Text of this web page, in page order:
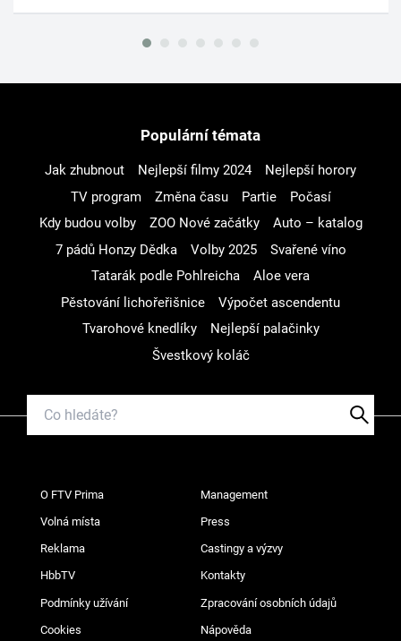
Populární témata
Jak zhubnout Nejlepší filmy 2024
Nejlepší horory
TV program
Změna času Partie
Počasí
Kdy budou volby
ZOO Nové začátky
Auto – katalog
7 pádů Honzy Dědka
Volby 2025
Svařené víno
Tatarák podle Pohlreicha
Aloe vera
Pěstování lichořeřišnice
Výpočet ascendentu
Tvarohové knedlíky
Nejlepší palačinky
Švestkový koláč
O FTV Prima Management
Volná místa Press
Reklama Castingy a výzvy
HbbTV Kontakty
Podmínky užívání Zpracování osobních údajů
Cookies Nápověda